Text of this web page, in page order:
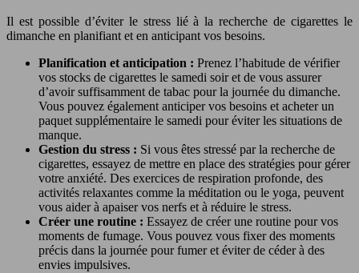
Il est possible d’éviter le stress lié à la recherche de cigarettes le
dimanche en planifiant et en anticipant vos besoins.
Planification et anticipation : Prenez l’habitude de vérifier
vos stocks de cigarettes le samedi soir et de vous assurer
d’avoir suffisamment de tabac pour la journée du dimanche.
Vous pouvez également anticiper vos besoins et acheter un
paquet supplémentaire le samedi pour éviter les situations de
manque.
Gestion du stress : Si vous êtes stressé par la recherche de
cigarettes, essayez de mettre en place des stratégies pour gérer
votre anxiété. Des exercices de respiration profonde, des
activités relaxantes comme la méditation ou le yoga, peuvent
vous aider à apaiser vos nerfs et à réduire le stress.
Créer une routine : Essayez de créer une routine pour vos
moments de fumage. Vous pouvez vous fixer des moments
précis dans la journée pour fumer et éviter de céder à des
envies impulsives.